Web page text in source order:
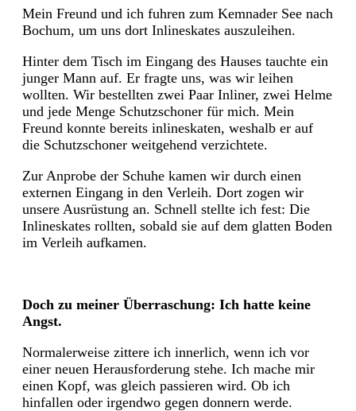
Mein Freund und ich fuhren zum Kemnader See nach
Bochum, um uns dort Inlineskates auszuleihen.
Hinter dem Tisch im Eingang des Hauses tauchte ein
junger Mann auf. Er fragte uns, was wir leihen
wollten. Wir bestellten zwei Paar Inliner, zwei Helme
und jede Menge Schutzschoner für mich. Mein
Freund konnte bereits inlineskaten, weshalb er auf
die Schutzschoner weitgehend verzichtete.
Zur Anprobe der Schuhe kamen wir durch einen
externen Eingang in den Verleih. Dort zogen wir
unsere Ausrüstung an. Schnell stellte ich fest: Die
Inlineskates rollten, sobald sie auf dem glatten Boden
im Verleih aufkamen.
Doch zu meiner Überraschung: Ich hatte keine
Angst.
Normalerweise zittere ich innerlich, wenn ich vor
einer neuen Herausforderung stehe. Ich mache mir
einen Kopf, was gleich passieren wird. Ob ich
hinfallen oder irgendwo gegen donnern werde.